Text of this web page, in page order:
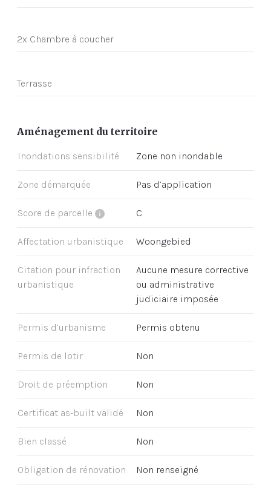
2x Chambre à coucher
Terrasse
Aménagement du territoire
Inondations sensibilité Zone non inondable
Zone démarquée Pas d’application
Score de parcelle C
Affectation urbanistique Woongebied
Citation pour infraction
urbanistique
Aucune mesure corrective
ou administrative
judiciaire imposée
Permis d’urbanisme Permis obtenu
Permis de lotir Non
Droit de préemption Non
Certificat as-built validé Non
Bien classé Non
Obligation de rénovation Non renseigné